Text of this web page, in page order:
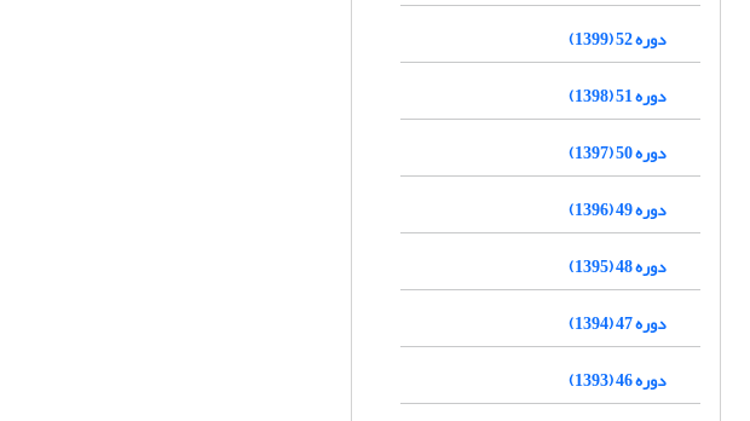
دوره 52 (1399)
دوره 51 (1398)
دوره 50 (1397)
دوره 49 (1396)
دوره 48 (1395)
دوره 47 (1394)
دوره 46 (1393)